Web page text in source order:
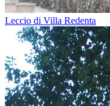
Leccio di Villa Redenta